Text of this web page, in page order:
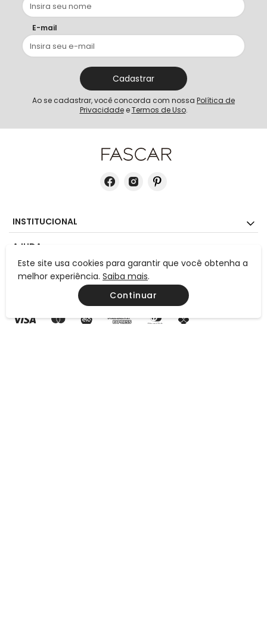
E-mail
Cadastrar
Ao se cadastrar, você concorda com nossa Política de
Privacidadee Termos de Uso.
INSTITUCIONAL
AJUDA
CONTATO
MEIOS DE PAGAMENTO
Este site usa cookies para garantir que você obtenha a
melhor experiência. Saiba mais.
Continuar